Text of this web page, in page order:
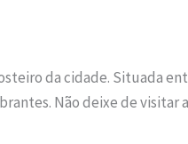
da cidade. Situada
Não deixe de visitar